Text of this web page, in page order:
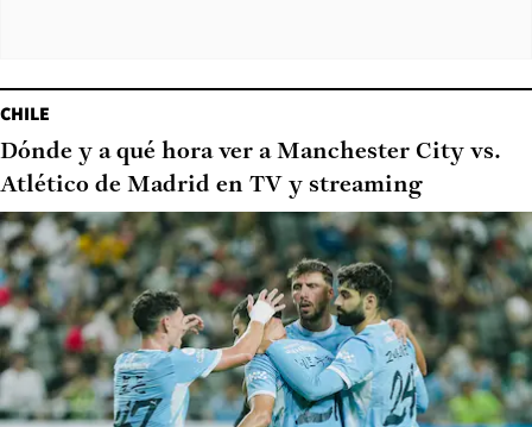
CHILE
Dónde y a qué hora ver a Manchester City vs.
Atlético de Madrid en TV y streaming